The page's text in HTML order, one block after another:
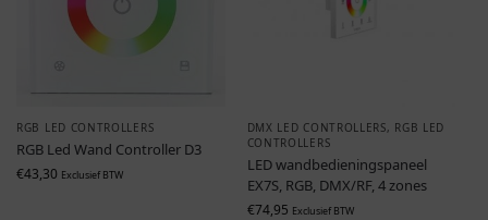
RGB LED CONTROLLERS
RGB Led Wand Controller D3
€43,30 Exclusief BTW
DMX LED CONTROLLERS, RGB LED
CONTROLLERS
LED wandbedieningspaneel
EX7S, RGB, DMX/RF, 4 zones
€74,95 Exclusief BTW